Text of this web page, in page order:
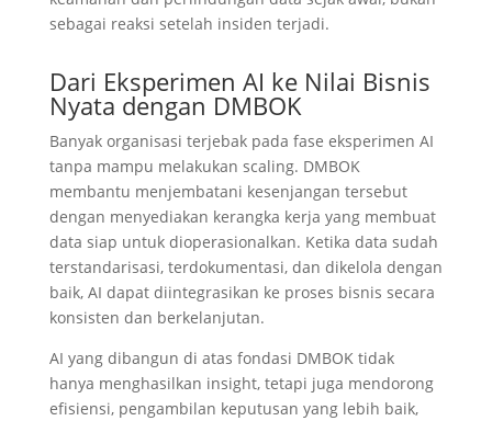
sebagai reaksi setelah insiden terjadi.
Dari Eksperimen AI ke Nilai Bisnis
Nyata dengan DMBOK
Banyak organisasi terjebak pada fase eksperimen AI
tanpa mampu melakukan scaling. DMBOK
membantu menjembatani kesenjangan tersebut
dengan menyediakan kerangka kerja yang membuat
data siap untuk dioperasionalkan. Ketika data sudah
terstandarisasi, terdokumentasi, dan dikelola dengan
baik, AI dapat diintegrasikan ke proses bisnis secara
konsisten dan berkelanjutan.
AI yang dibangun di atas fondasi DMBOK tidak
hanya menghasilkan insight, tetapi juga mendorong
efisiensi, pengambilan keputusan yang lebih baik,